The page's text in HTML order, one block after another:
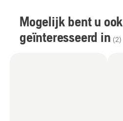
Mogelijk bent u ook
geïnteresseerd in (2)